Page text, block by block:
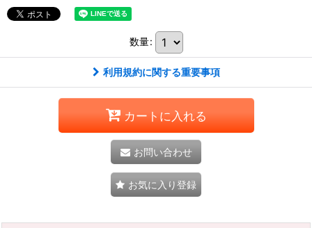
数量:
利用規約に関する重要事項
カートに入れる
お問い合わせ
お気に入り登録